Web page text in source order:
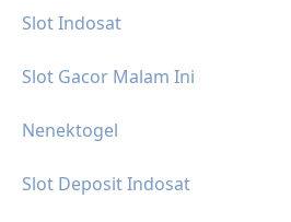
Slot Indosat
Slot Gacor Malam Ini
Nenektogel
Slot Deposit Indosat